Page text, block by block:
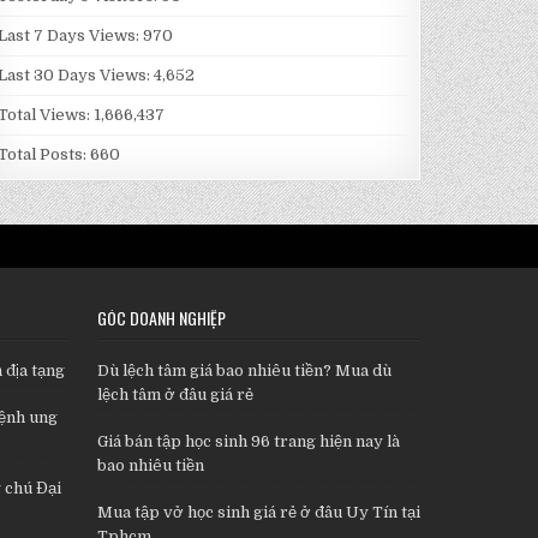
7 Days Views:970
30 Days Views:4,652
Views: 1,666,437
Posts:660
địa tạng
ung
chú Đại
GÓC DOANH NGHIỆP
Dù lệch tâm giá bao nhiêu tiền? Mua dù
lệch tâm ở đâu giá rẻ
Giá bán tập học sinh 96 trang hiện nay là
bao nhiêu tiền
Mua tập vở học sinh giá rẻ ở đâu Uy Tín tại